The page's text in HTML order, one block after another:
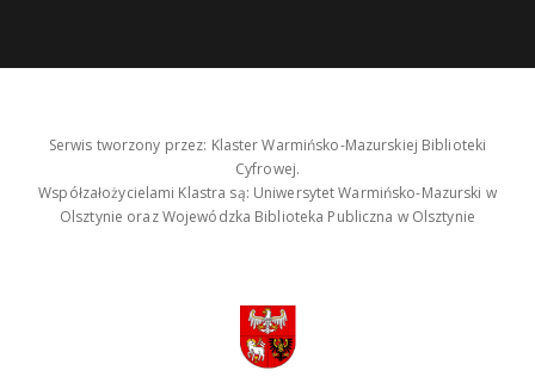
Serwis tworzony przez: Klaster Warmińsko-Mazurskiej Biblioteki
Cyfrowej.
Współzałożycielami Klastra są: Uniwersytet Warmińsko-Mazurski w
Olsztynie oraz Wojewódzka Biblioteka Publiczna w Olsztynie